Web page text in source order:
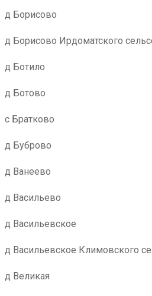
д Борисово
д Борисово Ирдоматского
д Ботило
д Ботово
с Братково
д Буброво
д Ванеево
д Васильево
д Васильевское
д Васильевское Климовского
д Великая